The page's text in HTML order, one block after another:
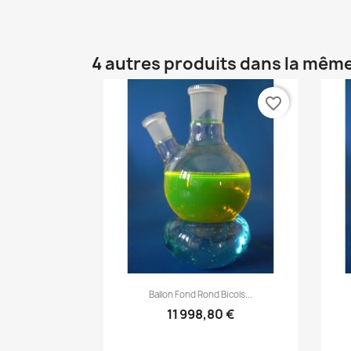
4 autres produits dans la
Aperçu rapide
Ballon Fond Rond Bicols...
11 998,80 €
favorite_border